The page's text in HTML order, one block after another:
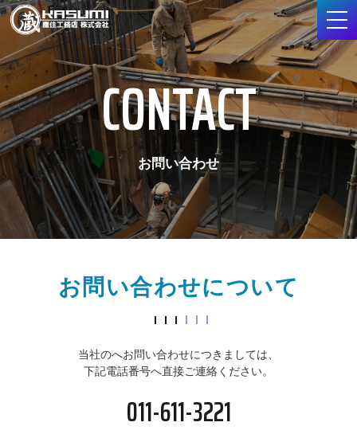
CONTACT
お問い合わせ
お問い合わせについて
当社のへお問い合わせにつきましては、
下記電話番号へ直接ご連絡ください。
011-611-3221